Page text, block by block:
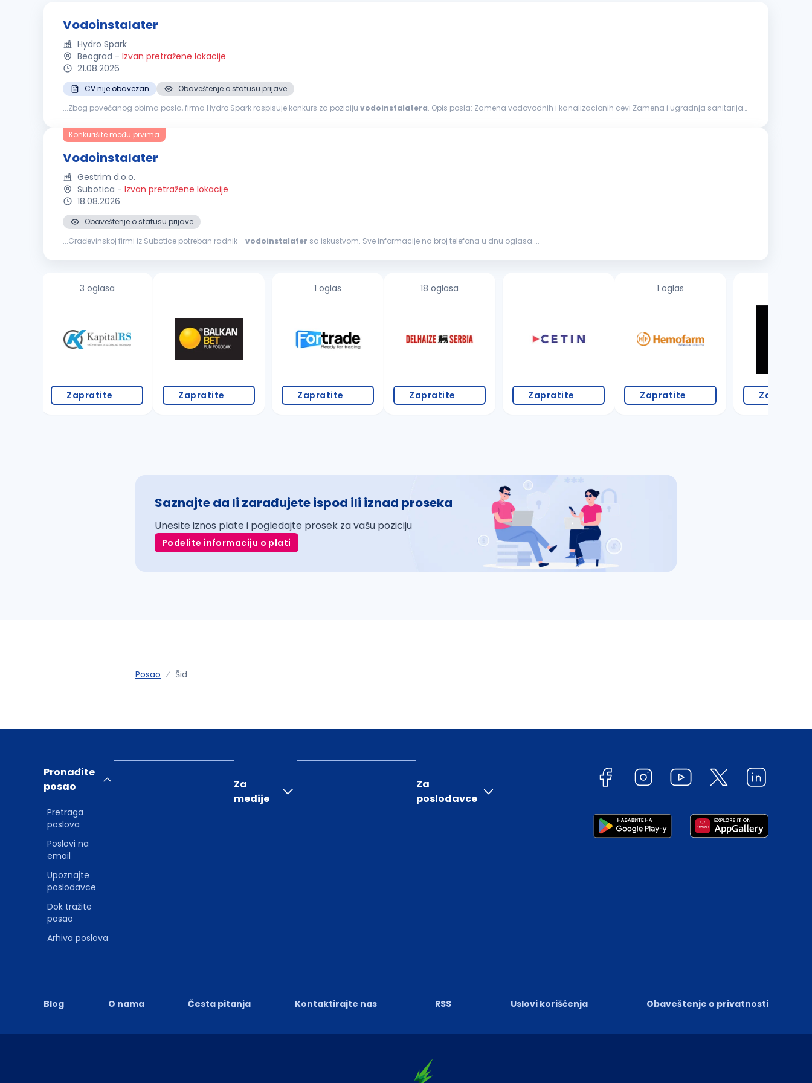
Vodoinstalater
Hydro Spark
Beograd - Izvan pretražene lokacije
21.08.2026
CV nije obavezan
Obaveštenje o statusu prijave
...Zbog povećanog obima posla, firma Hydro Spark raspisuje konkurs za poziciju vodoinstalatera. Opis posla: Zamena vodovodnih i kanalizacionih cevi Zamena i ugradnja sanitarija
Konkurišite među prvima
Vodoinstalater
Gestrim d.o.o.
Subotica - Izvan pretražene lokacije
18.08.2026
Obaveštenje o statusu prijave
...Građevinskoj firmi iz Subotice potreban radnik - vodoinstalater sa iskustvom. Sve informacije na broj telefona u dnu oglasa....
3 oglasa
Zapratite Zapratite
1 oglas
Zapratite
18 oglasa
Zapratite Zapratite
1 oglas
Zapratite Zapratite
Saznajte da li zarađujete ispod ili iznad proseka
Unesite iznos plate i pogledajte prosek za vašu poziciju
Podelite informaciju o plati
Posao Šid
Blog O nama Česta pitanja Kontaktirajte nas RSS Uslovi korišćenja Obaveštenje o privatnosti
Pronađite
posao
Pretraga
poslova
Poslovi na
email
Upoznajte
poslodavce
Dok tražite
posao
Arhiva poslova
Za
medije
Za
poslodavce